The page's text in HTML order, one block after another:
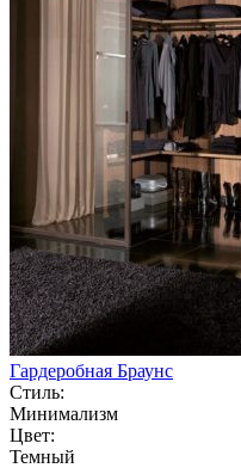
Гардеробная Браунс
Стиль:
Минимализм
Цвет:
Темный